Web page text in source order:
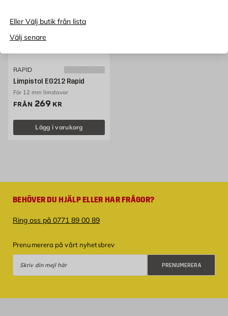
Eller Välj butik från lista
Välj senare
RAPID
Limpistol EG212 Rapid
För 12 mm limstavar
FRÅN Pris 269 kr
269 KR
Lägg i varukorg
BEHÖVER DU HJÄLP ELLER HAR FRÅGOR?
Ring oss på 0771 89 00 89
Prenumerera på vårt nyhetsbrev
PRENUMERERA